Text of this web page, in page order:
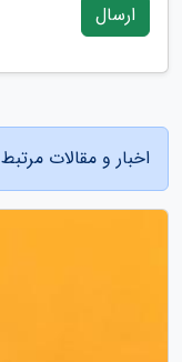
ارسال
اخبار و مقالات مرتبط